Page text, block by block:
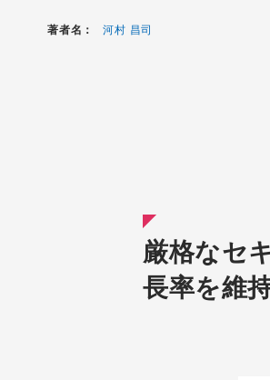
著者名： 河村 昌司
厳格なセ
長率を維